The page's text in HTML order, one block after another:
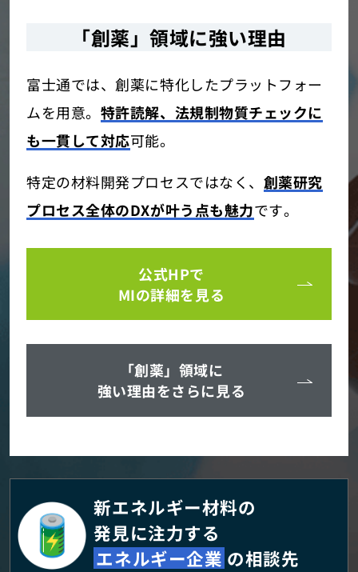
「創薬」領域に強い理由
富士通では、創薬に特化したプラットフォー
ムを用意。 特許読解、法規制物質チェックに
も一貫して対応可能。
特定の材料開発プロセスではなく、 創薬研究
プロセス全体のDXが叶う点も魅力です。
公式HPで
MIの詳細を見る
「創薬」領域に
強い理由をさらに見る
新エネルギー材料の
発見に注力する
エネルギー企業 の相談先